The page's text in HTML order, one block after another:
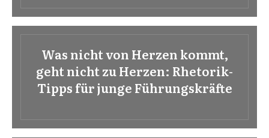
Was nicht von Herzen kommt,
geht nicht zu Herzen: Rhetorik-
Tipps für junge Führungskräfte